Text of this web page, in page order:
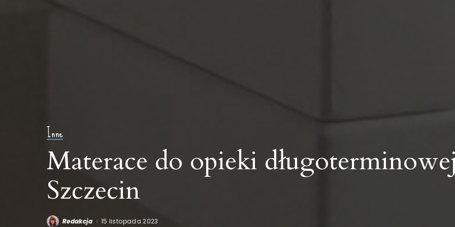
Inne
Materace do opieki
Szczecin
Posted
Redakcja 15 listopada 2023